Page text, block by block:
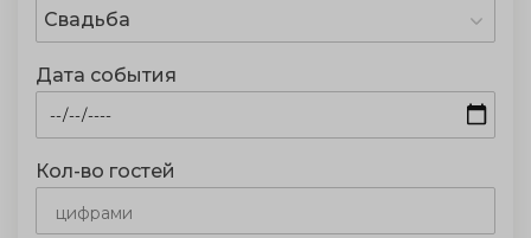
Свадьба
Дата события
Кол-во гостей